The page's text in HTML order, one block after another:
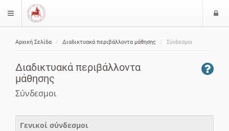
$langMenu
Αρχική Σελίδα Διαδικτυακά περιβάλλοντα μάθησης Σύνδεσμοι
Διαδικτυακά περιβάλλοντα
μάθησης
Σύνδεσμοι
Γενικοί σύνδεσμοι